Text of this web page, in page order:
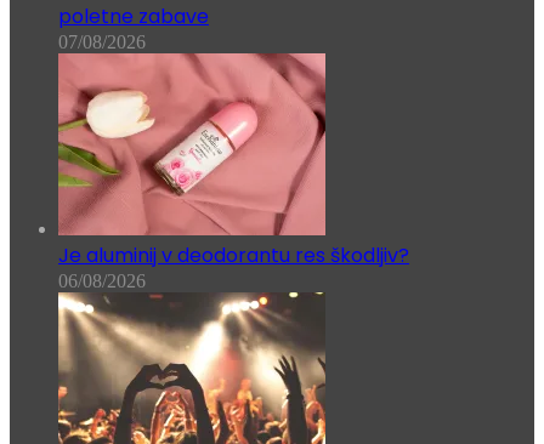
poletne zabave
07/08/2026
Je aluminij v deodorantu res škodljiv?
06/08/2026